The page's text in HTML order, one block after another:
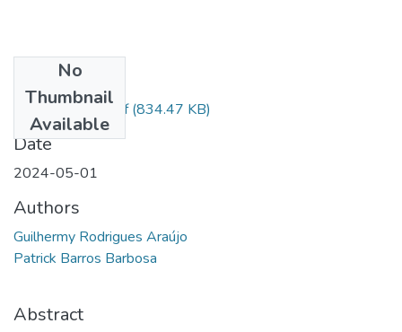
No
Thumbnail
Available
Depósito final .pdf(834.47 KB)
Date
2024-05-01
Authors
Guilhermy Rodrigues Araújo
Patrick Barros Barbosa
Abstract